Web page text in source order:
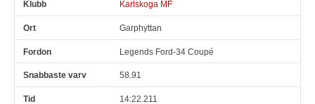
Karlskoga MF
Garphyttan
Legends Ford-34 Coupé
58.91
14:22.211